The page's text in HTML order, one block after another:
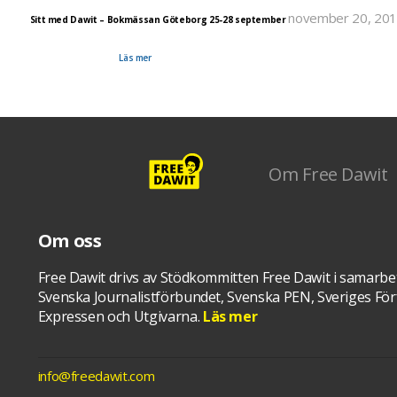
Sitt med Dawit – Bokmässan Göteborg 25-28 september november 20,
Isaak samt hans familj.Läs mer
Om Free Dawit
Om oss
Free Dawit drivs av Stödkommitten Free Dawit i
Svenska Journalistförbundet, Svenska PEN, Sveriges
Expressen och Utgivarna. Läs mer
info@freedawit.com